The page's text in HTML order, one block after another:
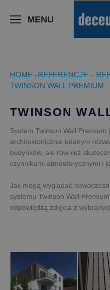
MENU
HOME - REFERENCJE -
TWINSON WALL PREMIUM
TWINSON
System Twinson Wall Premium
architektonicznie udanym
budynków, ale również
czynnikami atmosferycznymi i
Jak mogą wyglądać
systemu Twinson Wall
odpowiedzą zdjęcia z